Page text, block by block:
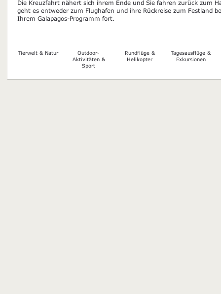
Die Kreuzfahrt nähert sich ihrem Ende und Sie fahren zurück zum
geht es entweder zum Flughafen und ihre Rückreise zum Festland
Ihrem Galapagos-Programm fort.
Tierwelt & Natur
Outdoor-
Aktivitäten &
Sport
Rundflüge &
Helikopter
Tagesausflüge &
Exkursionen